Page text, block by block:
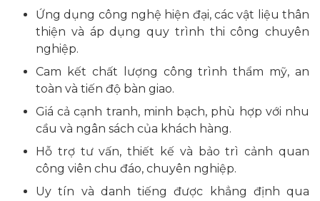
Ứng dụng công nghệ hiện đại, các vật liệu thân
thiện và áp dụng quy trình thi công chuyên
nghiệp.
Cam kết chất lượng công trình thẩm mỹ, an
toàn và tiến độ bàn giao.
Giá cả cạnh tranh, minh bạch, phù hợp với nhu
cầu và ngân sách của khách hàng.
Hỗ trợ tư vấn, thiết kế và bảo trì cảnh quan
công viên chu đáo, chuyên nghiệp.
Uy tín và danh tiếng được khẳng định qua